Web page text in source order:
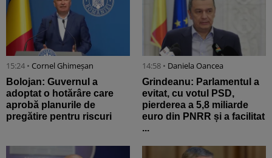
15:24 • Cornel Ghimeșan
Bolojan: Guvernul a
adoptat o hotărâre care
aprobă planurile de
pregătire pentru riscuri
14:58 • Daniela Oancea
Grindeanu: Parlamentul a
evitat, cu votul PSD,
pierderea a 5,8 miliarde
euro din PNRR și a facilitat
...